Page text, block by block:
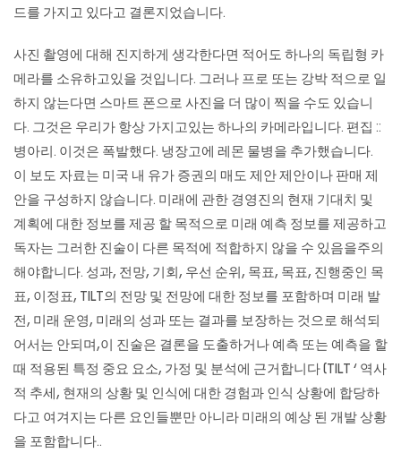
드를 가지고 있다고 결론지었습니다.
사진 촬영에 대해 진지하게 생각한다면 적어도 하나의 독립형 카
메라를 소유하고있을 것입니다. 그러나 프로 또는 강박 적으로 일
하지 않는다면 스마트 폰으로 사진을 더 많이 찍을 수도 있습니
다. 그것은 우리가 항상 가지고있는 하나의 카메라입니다. 편집 ::
병아리. 이것은 폭발했다. 냉장고에 레몬 물병을 추가했습니다.
이 보도 자료는 미국 내 유가 증권의 매도 제안 제안이나 판매 제
안을 구성하지 않습니다. 미래에 관한 경영진의 현재 기대치 및
계획에 대한 정보를 제공 할 목적으로 미래 예측 정보를 제공하고
독자는 그러한 진술이 다른 목적에 적합하지 않을 수 있음을주의
해야합니다. 성과, 전망, 기회, 우선 순위, 목표, 목표, 진행중인 목
표, 이정표, TILT의 전망 및 전망에 대한 정보를 포함하며 미래 발
전, 미래 운영, 미래의 성과 또는 결과를 보장하는 것으로 해석되
어서는 안되며,이 진술은 결론을 도출하거나 예측 또는 예측을 할
때 적용된 특정 중요 요소, 가정 및 분석에 근거합니다 (TILT ‘ 역사
적 추세, 현재의 상황 및 인식에 대한 경험과 인식 상황에 합당하
다고 여겨지는 다른 요인들뿐만 아니라 미래의 예상 된 개발 상황
을 포함합니다..